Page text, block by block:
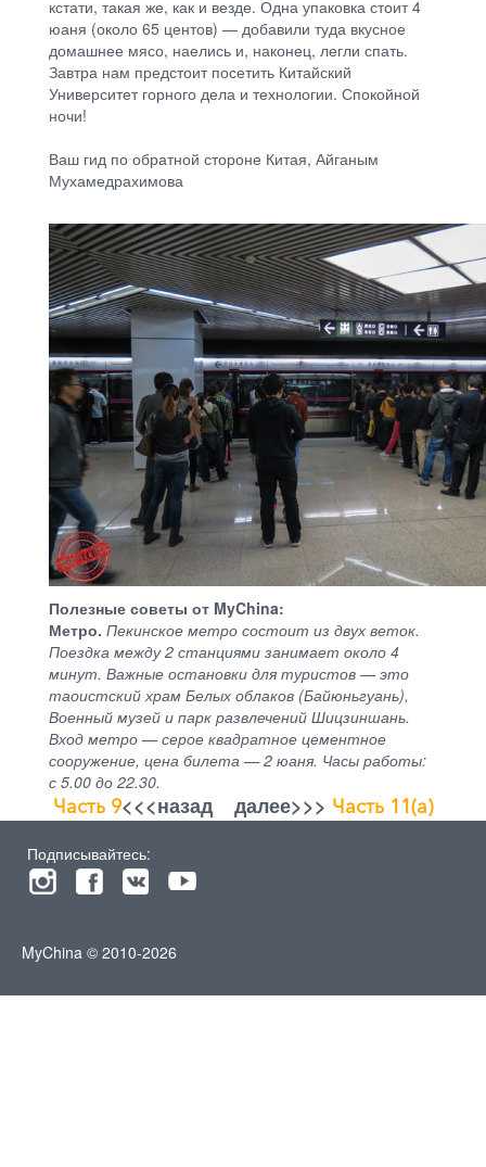
кстати, такая же, как и везде. Одна упаковка стоит 4
юаня (около 65 центов) — добавили туда вкусное
домашнее мясо, наелись и, наконец, легли спать.
Завтра нам предстоит посетить Китайский
Университет горного дела и технологии. Спокойной
ночи!
Ваш гид по обратной стороне Китая, Айганым
Мухамедрахимова
Полезные советы от MyChina:
Метро. Пекинское метро состоит из двух веток.
Поездка между 2 станциями занимает около 4
минут. Важные остановки для туристов — это
таоистский храм Белых облаков (Байюньгуань),
Военный музей и парк развлечений Шицзиншань.
Вход метро — серое квадратное цементное
сооружение, цена билета — 2 юаня. Часы работы:
с 5.00 до 22.30.
Часть 9<<<назад далее>>> Часть 11(a)
Подписывайтесь:
MyChina © 2010-2026